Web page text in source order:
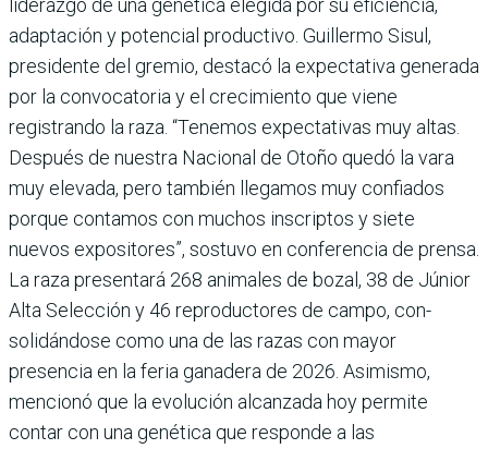
liderazgo de una genética elegida por su eficien­cia,
adaptación y potencial productivo. Guillermo Sisul,
presidente del gremio, destacó la expectativa generada
por la convocatoria y el crecimiento que viene
registrando la raza. “Tenemos expectativas muy altas.
Después de nuestra Nacional de Otoño quedó la vara
muy elevada, pero tam­bién llegamos muy confiados
porque contamos con muchos inscriptos y siete
nuevos expositores”, sostuvo en conferen­cia de prensa.
La raza presen­tará 268 animales de bozal, 38 de Júnior
Alta Selección y 46 reproductores de campo, con­
solidándose como una de las razas con mayor
presencia en la feria ganadera de 2026. Asi­mismo,
mencionó que la evo­lución alcanzada hoy permite
contar con una genética que responde a las